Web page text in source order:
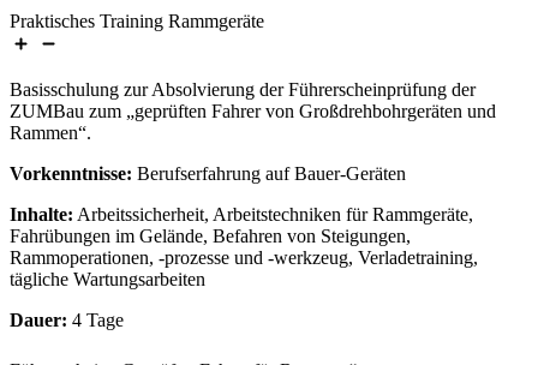
Praktisches Training Rammgeräte
Basisschulung zur Absolvierung der Führerscheinprüfung der
ZUMBau zum „geprüften Fahrer von Großdrehbohrgeräten und
Rammen“.
Vorkenntnisse: Berufserfahrung auf Bauer-Geräten
Inhalte: Arbeitssicherheit, Arbeitstechniken für Rammgeräte,
Fahrübungen im Gelände, Befahren von Steigungen,
Rammoperationen, -prozesse und -werkzeug, Verladetraining,
tägliche Wartungsarbeiten
Dauer: 4 Tage